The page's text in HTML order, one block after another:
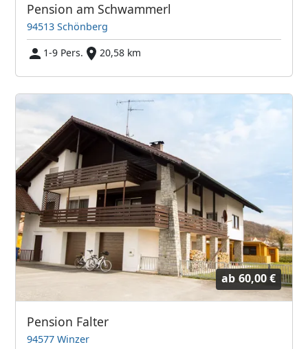
Pension am Schwammerl
94513 Schönberg
1-9 Pers.
20,58 km
ab 60,00 €
Pension Falter
94577 Winzer